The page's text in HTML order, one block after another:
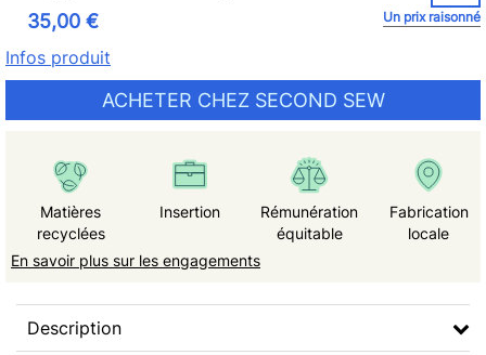
35,00 € Un prix raisonné
Infos produit
ACHETER CHEZ SECOND SEW
Matières
recyclées
Insertion
Rémunération
équitable
Fabrication
locale
En savoir plus sur les engagements
Description